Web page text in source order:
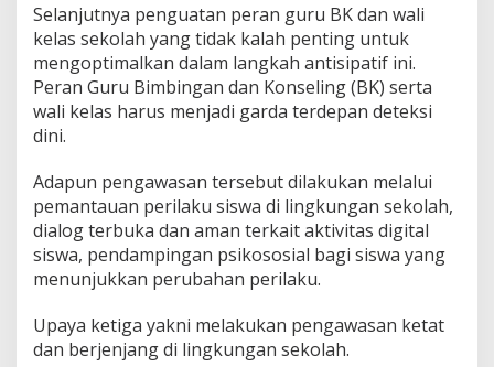
Selanjutnya penguatan peran guru BK dan wali
kelas sekolah yang tidak kalah penting untuk
mengoptimalkan dalam langkah antisipatif ini.
Peran Guru Bimbingan dan Konseling (BK) serta
wali kelas harus menjadi garda terdepan deteksi
dini.
Adapun pengawasan tersebut dilakukan melalui
pemantauan perilaku siswa di lingkungan sekolah,
dialog terbuka dan aman terkait aktivitas digital
siswa, pendampingan psikososial bagi siswa yang
menunjukkan perubahan perilaku.
Upaya ketiga yakni melakukan pengawasan ketat
dan berjenjang di lingkungan sekolah.